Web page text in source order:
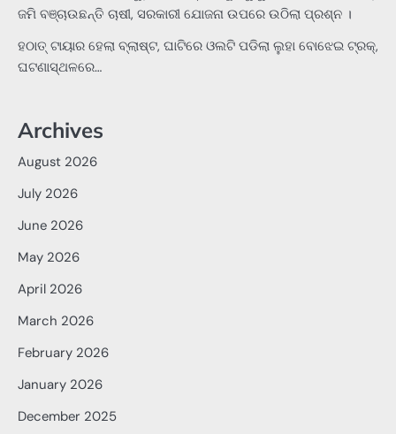
ଜମି ବଞ୍ଚାଉଛନ୍ତି ଚାଷୀ, ସରକାରୀ ଯୋଜନା ଉପରେ ଉଠିଲା ପ୍ରଶ୍ନ ।
ହଠାତ୍‌ ଟାୟାର ହେଲା ବ୍ଲାଷ୍ଟ, ଘାଟିରେ ଓଲଟି ପଡିଲା ଲୁହା ବୋଝେଇ ଟ୍ରକ୍‌,
ଘଟଣାସ୍ଥଳରେ…
Archives
August 2026
July 2026
June 2026
May 2026
April 2026
March 2026
February 2026
January 2026
December 2025